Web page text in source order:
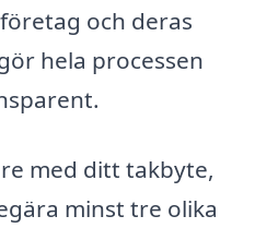
och deras
hela processen
med ditt takbyte,
minst tre olika